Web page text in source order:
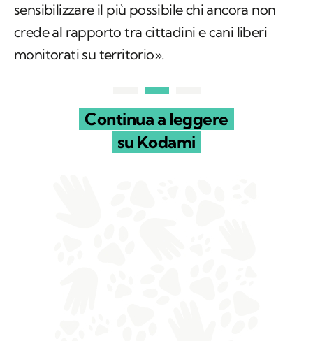
sensibilizzare il più possibile chi ancora non
crede al rapporto tra cittadini e cani liberi
monitorati su territorio».
Continua a leggere
su Kodami